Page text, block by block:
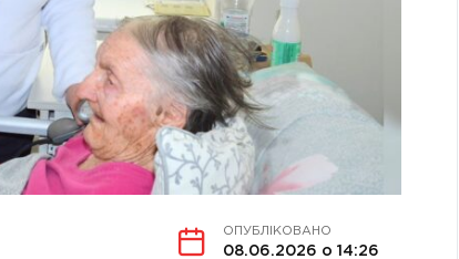
ОПУБЛІКОВАНО
08.06.2026 о 14:26